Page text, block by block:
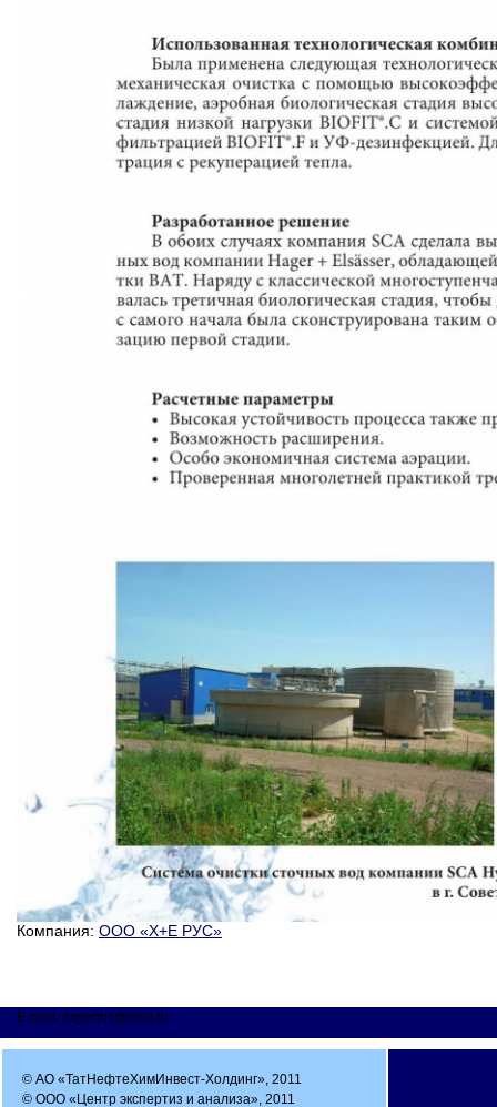
Компания: ООО «Х+Е РУС»
E-mail: expertmi@mail.ru
© АО «ТатНефтеХимИнвест-Холдинг», 2011
© ООО «Центр экспертиз и анализа», 2011